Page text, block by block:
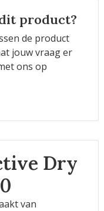
product?
de product
jouw vraag er
ons op
Dry
van